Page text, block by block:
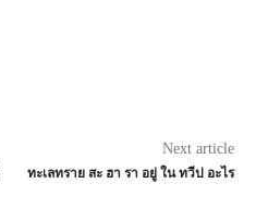
Next article
ทะเลทราย สะ ฮา รา อยู่ ใน ทวีป อะไร